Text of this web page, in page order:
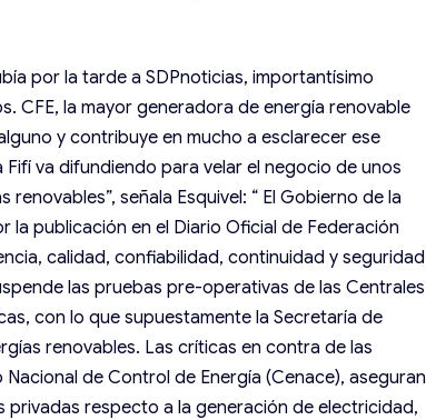
por la tarde a SDPnoticias, importantísimo
CFE, la mayor generadora de energía renovable
y contribuye en mucho a esclarecer ese
va difundiendo para velar el negocio de unos
señala Esquivel: “ El Gobierno de la
publicación en el Diario Oficial de Federación
calidad, confiabilidad, continuidad y seguridad
las pruebas pre-operativas de las Centrales
con lo que supuestamente la Secretaría de
renovables. Las críticas en contra de las
de Control de Energía (Cenace), aseguran
respecto a la generación de electricidad,